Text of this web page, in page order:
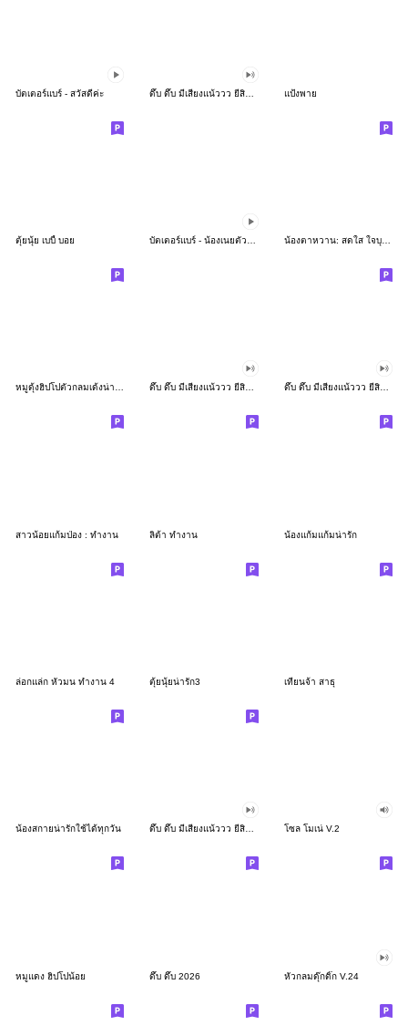
บัตเตอร์แบร์ - สวัสดีค่ะ แป้งพาย
ตุ้ยนุ้ย เบบี้ บอย น้องตาหวาน: สดใส ใจบุญ (สีพาสเทล)
หมูดุ้งฮิปโปตัวกลมเด้งน่ารัก ดึ๊บ ดึ๊บ มีเสียงแน้ววว ยี่สิบเจ็ด ดึ๊บ ดึ๊บ มีเสียงแน้ววว ยี่สิบหก
สาวน้อยแก้มป่อง : ทำงาน ลิต้า ทำงาน น้องแก้มแก้มน่ารัก
ล่อกแล่ก หัวมน ทำงาน 4 ตุ้ยนุ้ยน่ารัก3 เทียนจ้า สาธุ
น้องสกายน่ารักใช้ได้ทุกวัน ดึ๊บ ดึ๊บ มีเสียงแน้ววว ยี่สิบสอง โซล โมเน่ V.2
หมูแดง ฮิปโปน้อย ดึ๊บ ดึ๊บ 2026 หัวกลมดุ๊กดิ๊ก V.24